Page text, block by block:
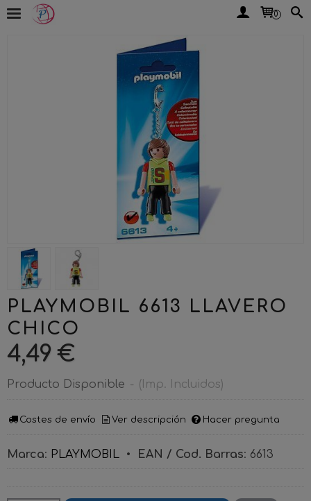
0
PLAYMOBIL 6613 LLAVERO
CHICO
4,49 €
Producto Disponible - (Imp. Incluidos)
Costes de envío Ver descripción Hacer pregunta
Marca: PLAYMOBIL • EAN / Cod. Barras: 6613